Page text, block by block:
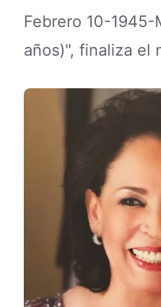
Febrero 10-
años)", finaliza el